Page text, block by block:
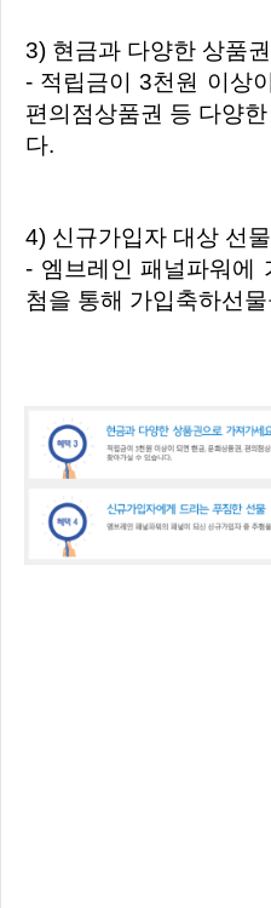
3) 현금과 다양한 상품권
- 적립금이 3천원 이상
편의점상품권 등 다양
다.
4) 신규가입자 대상 선물
- 엠브레인 패널파워에
첨을 통해 가입축하선